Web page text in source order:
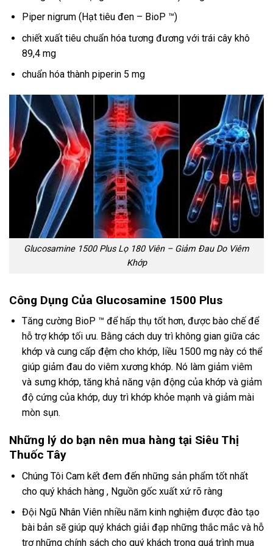
Piper nigrum (Hạt tiêu đen – BioP ™)
chiết xuất tiêu chuẩn hóa tương đương với trái cây khô
89,4 mg
chuẩn hóa thành piperin 5 mg
Glucosamine 1500 Plus Lọ 180 Viên – Giảm Đau Do Viêm
Khớp
Công Dụng Của Glucosamine 1500 Plus
Tăng cường BioP ™ để hấp thụ tốt hơn, được bào chế để
hỗ trợ khớp tối ưu. Bằng cách duy trì không gian giữa các
khớp và cung cấp đệm cho khớp, liều 1500 mg này có thể
giúp giảm đau do viêm xương khớp. Nó làm giảm viêm
và sưng khớp, tăng khả năng vận động của khớp và giảm
độ cứng của khớp, duy trì khớp khỏe mạnh và giảm mài
mòn sụn.
Những lý do bạn nên mua hàng tại Siêu Thị
Thuốc Tây
Chúng Tôi Cam kết đem đến những sản phẩm tốt nhất
cho quý khách hàng , Nguồn gốc xuất xứ rõ ràng
Đội Ngũ Nhân Viên nhiều năm kinh nghiệm được đào tạo
bài bản sẽ giúp quý khách giải đạp những thắc mắc và hỗ
trợ những chính sách cho quý khách trong quá trình mua